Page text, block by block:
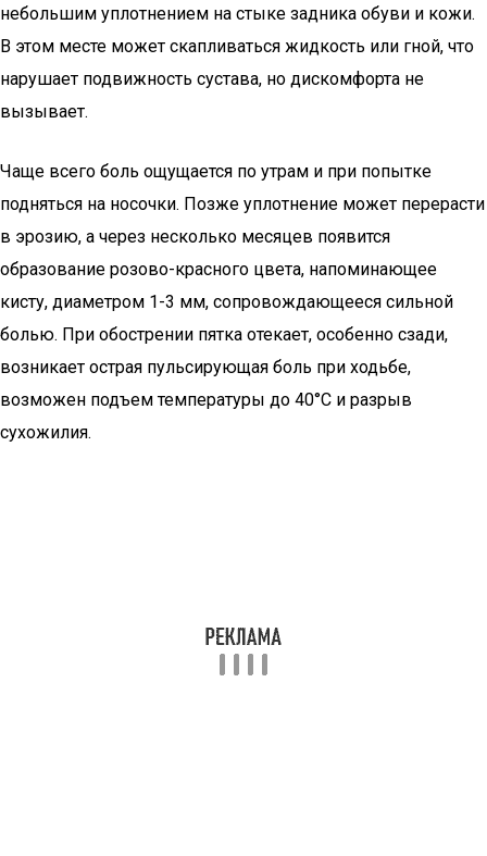
небольшим уплотнением на стыке задника обуви и кожи.
В этом месте может скапливаться жидкость или гной, что
нарушает подвижность сустава, но дискомфорта не
вызывает.
Чаще всего боль ощущается по утрам и при попытке
подняться на носочки. Позже уплотнение может перерасти
в эрозию, а через несколько месяцев появится
образование розово-красного цвета, напоминающее
кисту, диаметром 1-3 мм, сопровождающееся сильной
болью. При обострении пятка отекает, особенно сзади,
возникает острая пульсирующая боль при ходьбе,
возможен подъем температуры до 40°C и разрыв
сухожилия.